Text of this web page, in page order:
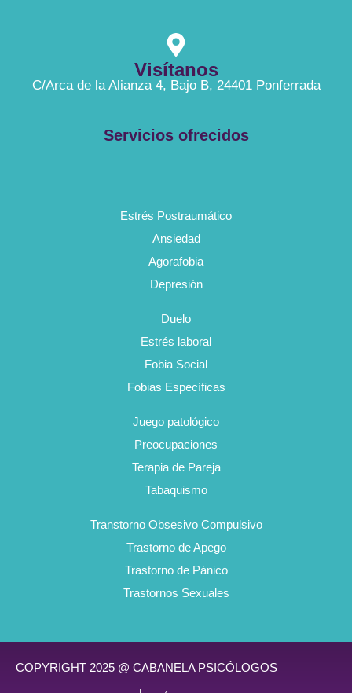
Visítanos
C/Arca de la Alianza 4, Bajo B, 24401 Ponferrada
Servicios ofrecidos
Estrés Postraumático
Ansiedad
Agorafobia
Depresión
Duelo
Estrés laboral
Fobia Social
Fobias Específicas
Juego patológico
Preocupaciones
Terapia de Pareja
Tabaquismo
Transtorno Obsesivo Compulsivo
Trastorno de Apego
Trastorno de Pánico
Trastornos Sexuales
COPYRIGHT 2025 @ CABANELA PSICÓLOGOS